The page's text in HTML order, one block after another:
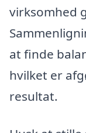
virksomhed
at finde
hvilket er
resultat.